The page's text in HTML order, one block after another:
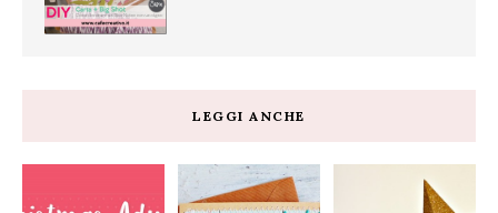
LEGGI ANCHE